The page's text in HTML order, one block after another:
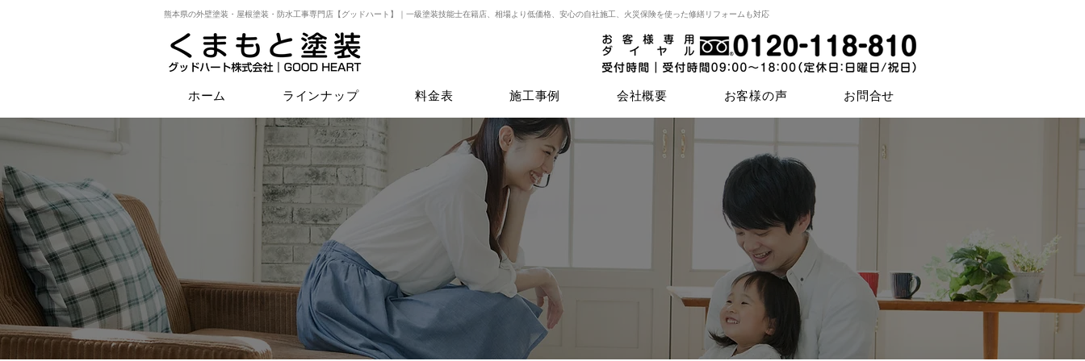
熊本県の外壁塗装・屋根塗装・防水工事専門店【グッドハート】｜一級塗装技能士在籍店、相場より低価格、安心の自社施工、火災保険を使った修繕リフォームも対応
ホーム ラインナップ 料金表 施工事例 会社概要 お客様の声 お問合せ